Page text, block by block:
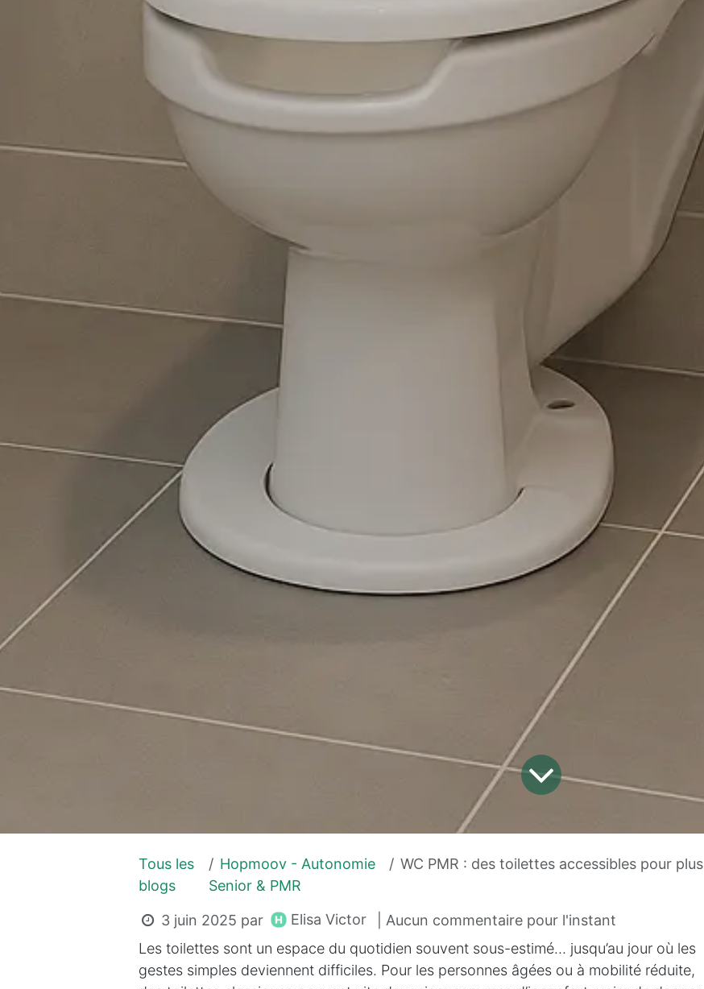
Tous les
blogs
Hopmoov - Autonomie
Senior & PMR
WC PMR : des toilettes accessibles pour plus de sécurité et d'autonomie
3 juin 2025 par Elisa Victor
| Aucun commentaire pour l'instant
Les toilettes sont un espace du quotidien souvent sous-estimé… jusqu’au jour où les
gestes simples deviennent difficiles. Pour les personnes âgées ou à mobilité réduite,